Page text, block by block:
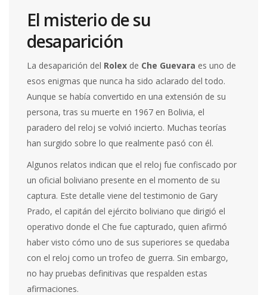
El misterio de su
desaparición
La desaparición del Rolex de Che Guevara es uno de
esos enigmas que nunca ha sido aclarado del todo.
Aunque se había convertido en una extensión de su
persona, tras su muerte en 1967 en Bolivia, el
paradero del reloj se volvió incierto. Muchas teorías
han surgido sobre lo que realmente pasó con él.
Algunos relatos indican que el reloj fue confiscado por
un oficial boliviano presente en el momento de su
captura. Este detalle viene del testimonio de Gary
Prado, el capitán del ejército boliviano que dirigió el
operativo donde el Che fue capturado, quien afirmó
haber visto cómo uno de sus superiores se quedaba
con el reloj como un trofeo de guerra. Sin embargo,
no hay pruebas definitivas que respalden estas
afirmaciones.